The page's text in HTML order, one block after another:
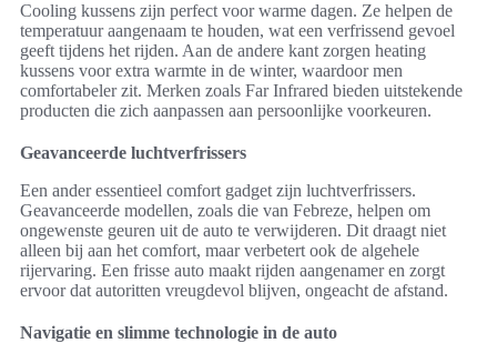
Cooling kussens zijn perfect voor warme dagen. Ze helpen de
temperatuur aangenaam te houden, wat een verfrissend gevoel
geeft tijdens het rijden. Aan de andere kant zorgen heating
kussens voor extra warmte in de winter, waardoor men
comfortabeler zit. Merken zoals Far Infrared bieden uitstekende
producten die zich aanpassen aan persoonlijke voorkeuren.
Geavanceerde luchtverfrissers
Een ander essentieel comfort gadget zijn luchtverfrissers.
Geavanceerde modellen, zoals die van Febreze, helpen om
ongewenste geuren uit de auto te verwijderen. Dit draagt niet
alleen bij aan het comfort, maar verbetert ook de algehele
rijervaring. Een frisse auto maakt rijden aangenamer en zorgt
ervoor dat autoritten vreugdevol blijven, ongeacht de afstand.
Navigatie en slimme technologie in de auto